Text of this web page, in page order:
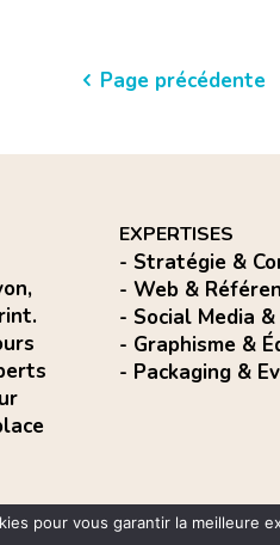
Page précédente
EXPERTISES
- Stratégie &
- Web &
- Social Media
- Graphisme &
- Packaging &
Studio - Tous droits réservés |
pour vous garantir la meilleure